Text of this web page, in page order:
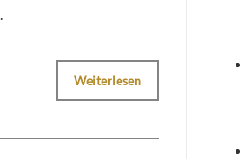
Weiterlesen